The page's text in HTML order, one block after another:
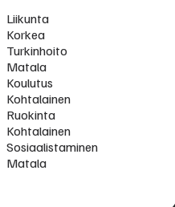
Liikunta
Korkea
Turkinhoito
Matala
Koulutus
Kohtalainen
Ruokinta
Kohtalainen
Sosiaalistaminen
Matala